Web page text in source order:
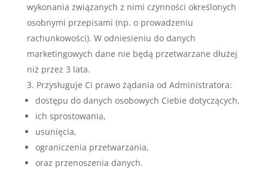
wykonania związanych z nimi czynności określonych
osobnymi przepisami (np. o prowadzeniu
rachunkowości). W odniesieniu do danych
marketingowych dane nie będą przetwarzane dłużej
niż przez 3 lata.
Przysługuje Ci prawo żądania od Administratora:
dostępu do danych osobowych Ciebie dotyczących,
ich sprostowania,
usunięcia,
ograniczenia przetwarzania,
oraz przenoszenia danych.